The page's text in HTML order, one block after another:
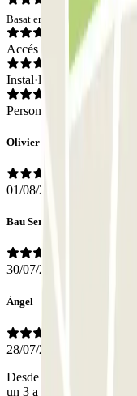
Basat en 688 opinions
Accés
Instal·lacions
Personal
Olivier
01/08/2026
Bau Serrallonga
30/07/2026
Àngel
28/07/2026
Desde hace años que el
un 3 a las instalaciones.